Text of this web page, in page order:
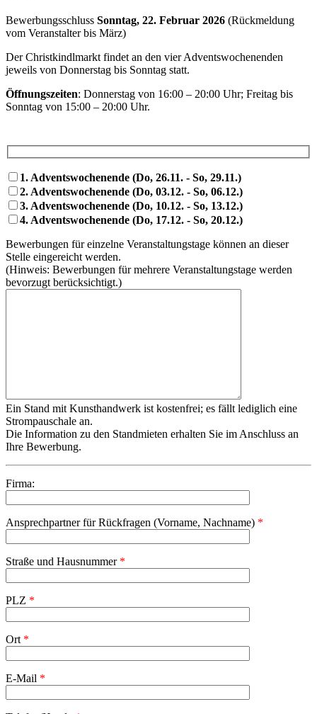
Bewerbungsschluss Sonntag, 22. Februar 2026 (Rückmeldung
vom Veranstalter bis März)
Der Christkindlmarkt findet an den vier Adventswochenenden
jeweils von Donnerstag bis Sonntag statt.
Öffnungszeiten: Donnerstag von 16:00 – 20:00 Uhr; Freitag bis
Sonntag von 15:00 – 20:00 Uhr.
1. Adventswochenende (Do, 26.11. - So, 29.11.)
2. Adventswochenende (Do, 03.12. - So, 06.12.)
3. Adventswochenende (Do, 10.12. - So, 13.12.)
4. Adventswochenende (Do, 17.12. - So, 20.12.)
Bewerbungen für einzelne Veranstaltungstage können an dieser
Stelle eingereicht werden.
(Hinweis: Bewerbungen für mehrere Veranstaltungstage werden
bevorzugt berücksichtigt.)
Ein Stand mit Kunsthandwerk ist kostenfrei; es fällt lediglich eine
Strompauschale an.
Die Information zu den Standmieten erhalten Sie im Anschluss an
Ihre Bewerbung.
Firma:
Ansprechpartner für Rückfragen (Vorname, Nachname) *
Straße und Hausnummer *
PLZ *
Ort *
E-Mail *